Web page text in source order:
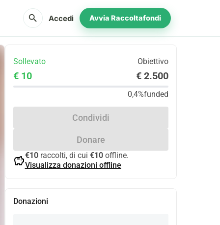
search Accedi Avvia Raccoltafondi
Sollevato Obiettivo
€ 10 € 2.500
0,4%funded
Condividi
Donare
savings€10raccolti, di cui €10offline.
Visualizza donazioni offline
Donazioni